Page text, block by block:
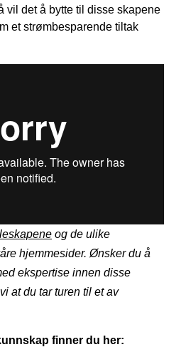
vil det å bytte til disse skapene
et strømbesparende tiltak
og de ulike
hjemmesider. Ønsker du å
ekspertise innen disse
at du tar turen til et av
finner du her: